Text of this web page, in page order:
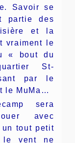
Savoir se
partie des
et la
vraiment le
« bout du
St-
par le
le MuMa…
sera
avec
un tout petit
le vent ne